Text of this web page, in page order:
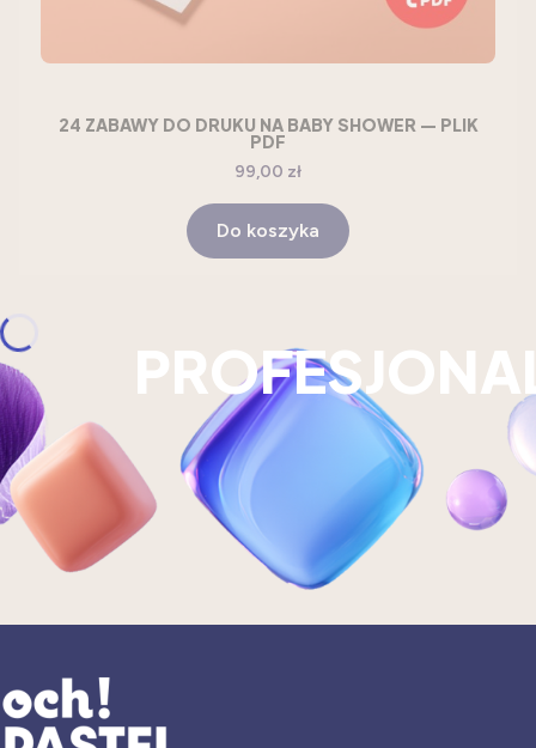
24 ZABAWY DO DRUKU NA BABY SHOWER — PLIK
PDF
Cena
99,00 zł
Do koszyka